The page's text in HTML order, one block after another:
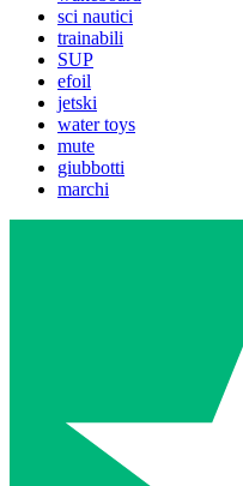
sci nautici
trainabili
SUP
efoil
jetski
water toys
mute
giubbotti
marchi